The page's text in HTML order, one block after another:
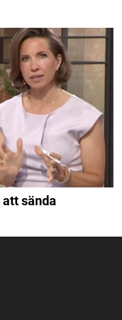
sända